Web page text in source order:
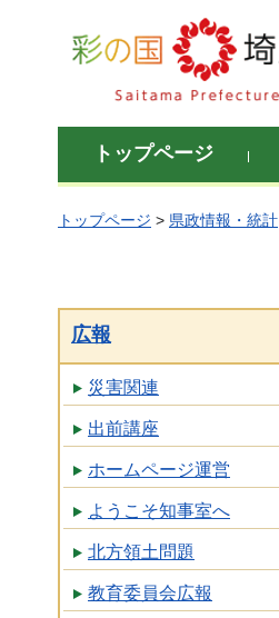
彩の国 埼玉県
トップページ
トップページ > 県政情報・統計
広報
災害関連
出前講座
ホームページ運営
ようこそ知事室へ
北方領土問題
教育委員会広報